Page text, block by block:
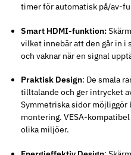
timer för automatisk på/av-
Smart HDMI-funktion:
vilket innebär att den går in i
och vaknar när en signal
Praktisk Design: De smala
tilltalande och ger intrycket
Symmetriska sidor
montering. VESA-
olika miljöer.